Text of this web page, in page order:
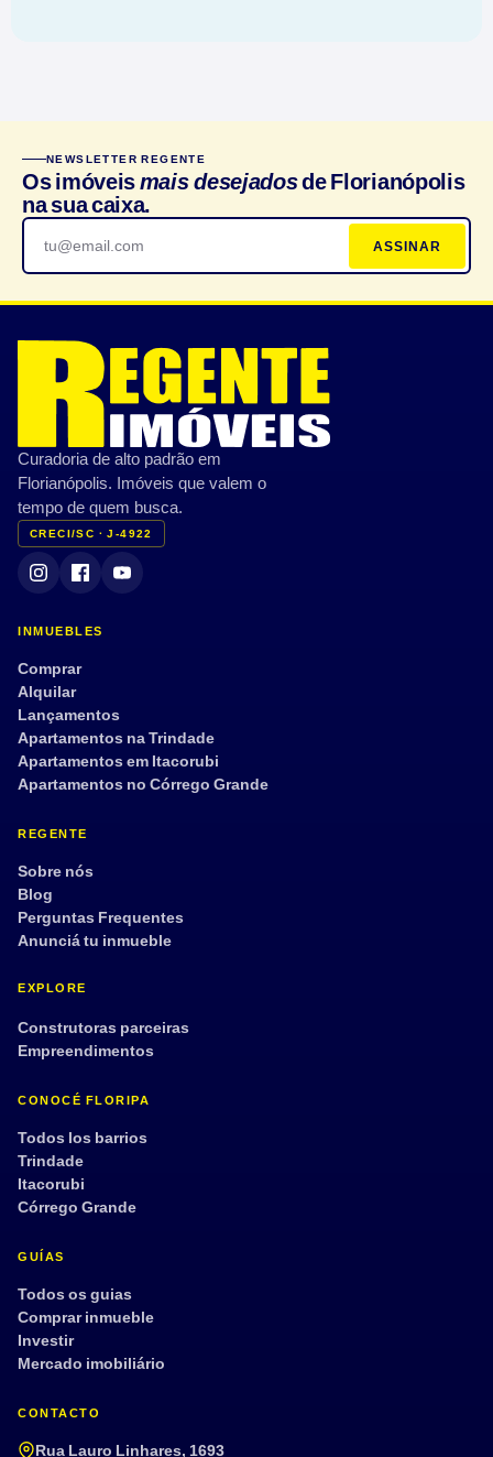
NEWSLETTER REGENTE
Os imóveismais desejadosde Florianópolis
na sua caixa.
ASSINAR
Curadoria de alto padrão em
Florianópolis. Imóveis que valem o
tempo de quem busca.
CRECI/SC · J-4922
INMUEBLES
Comprar
Alquilar
Lançamentos
Apartamentos na Trindade
Apartamentos em Itacorubi
Apartamentos no Córrego Grande
REGENTE
Sobre nós
Blog
Perguntas Frequentes
Anunciá tu inmueble
EXPLORE
Construtoras parceiras
Empreendimentos
CONOCÉ FLORIPA
Todos los barrios
Trindade
Itacorubi
Córrego Grande
GUÍAS
Todos os guias
Comprar inmueble
Investir
Mercado imobiliário
CONTACTO
Rua Lauro Linhares, 1693